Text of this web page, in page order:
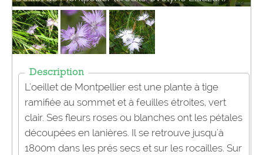
Description
L'oeillet de Montpellier est une plante à tige
ramifiée au sommet et à feuilles étroites, vert
clair. Ses fleurs roses ou blanches ont les pétales
découpées en lanières. Il se retrouve jusqu'à
1800m dans les prés secs et sur les rocailles. Sur